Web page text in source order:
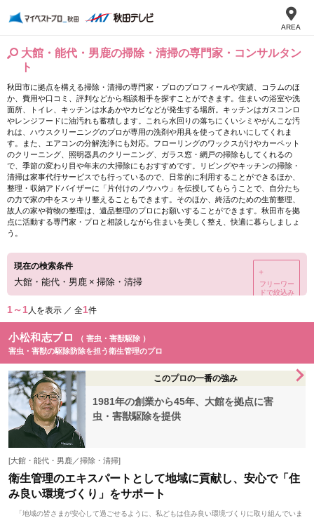
AREA
大館・能代・男鹿の掃除・清掃の専門家・コンサルタン
ト
秋田市に拠点を構える掃除・清掃の専門家・プロのプロフィールや実績、コラムのほ
か、費用や口コミ、評判などから相談相手を探すことができます。住まいの浴室や洗
面所、トイレ、キッチンは水あかやカビなどが発生する場所。キッチンはガスコンロ
やレンジフードに油汚れも蓄積します。これら水回りの落ちにくいシミやがんこな汚
れは、ハウスクリーニングのプロが専用の洗剤や用具を使ってきれいにしてくれま
す。また、エアコンの分解洗浄にも対応。フローリングのワックスがけやカーペット
のクリーニング、照明器具のクリーニング、ガラス窓・網戸の掃除もしてくれるの
で、季節の変わり目や年末の大掃除にもおすすめです。リビングやキッチンの掃除・
清掃は家事代行サービスでも行っているので、日常的に利用することができるほか、
整理・収納アドバイザーに「片付けのノウハウ」を伝授してもらうことで、自分たち
の力で家の中をスッキリ整えることもできます。そのほか、終活のための生前整理、
故人の家や荷物の整理は、遺品整理のプロにお願いすることができます。秋田市を拠
点に活動する専門家・プロと相談しながら住まいを美しく整え、快適に暮らしましょ
う。
現在の検索条件
大館・能代・男鹿 × 掃除・清掃
＋
フリーワー
ドで絞込み
1～1人を表示 ／ 全1件
小松和志プロ
（ 害虫・害獣駆除 ）
害虫・害獣の駆除防除を担う衛生管理のプロ
このプロの一番の強み
1981年の創業から45年、大館を拠点に害
虫・害獣駆除を提供
[大館・能代・男鹿／掃除・清掃]
衛生管理のエキスパートとして地域に貢献し、安心で「住
み良い環境づくり」をサポート
「地域の皆さまが安心して過ごせるように、私どもは住み良い環境づくりに取り組んでいま